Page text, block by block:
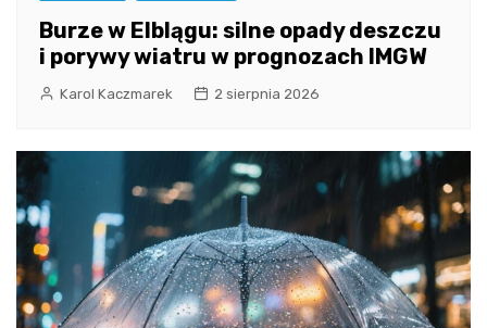
Burze w Elblągu: silne opady deszczu
i porywy wiatru w prognozach IMGW
Karol Kaczmarek 2 sierpnia 2026